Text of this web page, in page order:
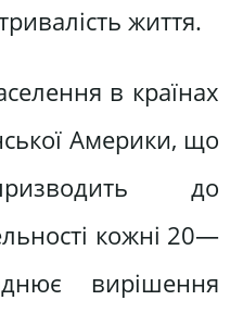
життя.
в країнах
Америки, що
до
кожні 20—
вирішення